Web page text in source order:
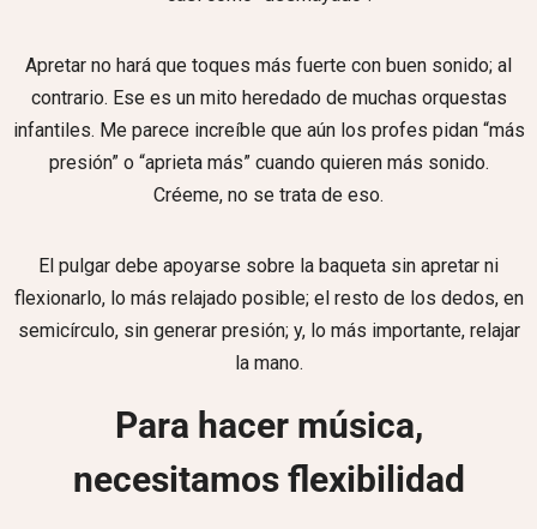
Apretar no hará que toques más fuerte con buen sonido; al
contrario. Ese es un mito heredado de muchas orquestas
infantiles. Me parece increíble que aún los profes pidan “más
presión” o “aprieta más” cuando quieren más sonido.
Créeme, no se trata de eso.
El pulgar debe apoyarse sobre la baqueta sin apretar ni
flexionarlo, lo más relajado posible; el resto de los dedos, en
semicírculo, sin generar presión; y, lo más importante, relajar
la mano.
Para hacer música,
necesitamos flexibilidad